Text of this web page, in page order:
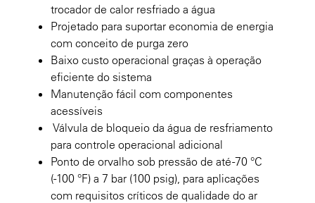
trocador de calor resfriado a água
Projetado para suportar economia de energia
com conceito de purga zero
Baixo custo operacional graças à operação
eficiente do sistema
Manutenção fácil com componentes
acessíveis
Válvula de bloqueio da água de resfriamento
para controle operacional adicional
Ponto de orvalho sob pressão de até -70 °C
(-100 °F) a 7 bar (100 psig), para aplicações
com requisitos críticos de qualidade do ar